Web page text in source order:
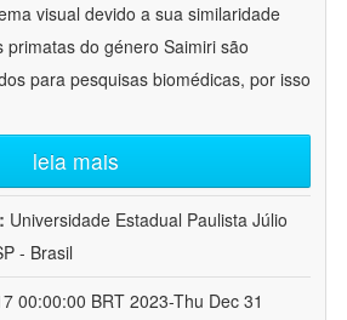
visual devido a sua similaridade
primatas do género Saimiri são
para pesquisas biomédicas, por isso
leia mais
Universidade Estadual Paulista Júlio
- Brasil
00:00:00 BRT 2023-Thu Dec 31